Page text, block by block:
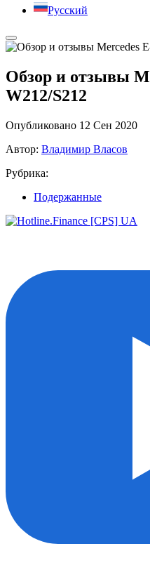
Русский
Обзор и отзывы
W212/S212
Опубликовано 12 Сен 2020
Автор: Владимир Власов
Рубрика:
Подержанные